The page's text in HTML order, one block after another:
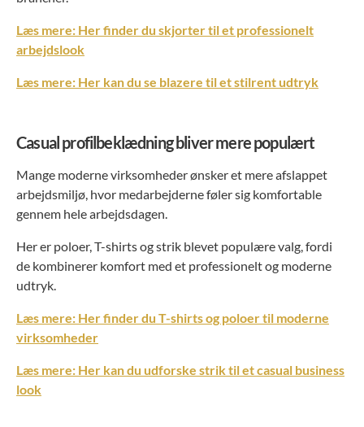
Læs mere: Her finder du skjorter til et professionelt
arbejdslook
Læs mere: Her kan du se blazere til et stilrent udtryk
Casual profilbeklædning bliver mere populært
Mange moderne virksomheder ønsker et mere afslappet
arbejdsmiljø, hvor medarbejderne føler sig komfortable
gennem hele arbejdsdagen.
Her er poloer, T-shirts og strik blevet populære valg, fordi
de kombinerer komfort med et professionelt og moderne
udtryk.
Læs mere: Her finder du T-shirts og poloer til moderne
virksomheder
Læs mere: Her kan du udforske strik til et casual business
look